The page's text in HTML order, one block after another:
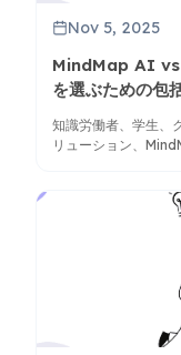
Nov 5, 2025
MindMap AI vs
を選ぶための包
知識労働者、学生、
リューション、